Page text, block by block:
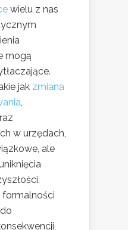
wielu z nas
mogą
jak zmiana
,
w urzędach,
ale
formalności